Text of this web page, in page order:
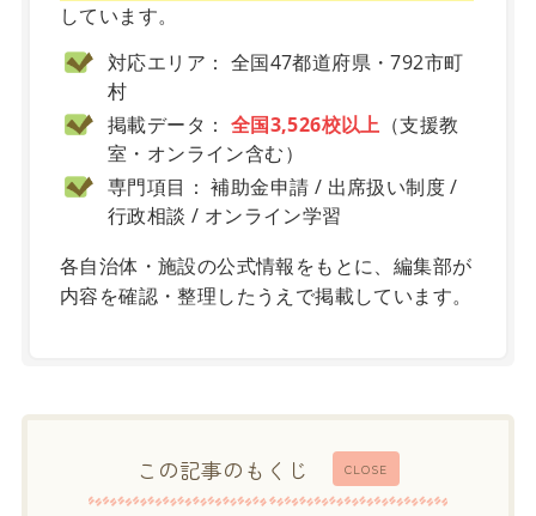
しています。
対応エリア： 全国47都道府県・792市町
村
掲載データ： 全国3,526校以上 （支援教
室・オンライン含む）
専門項目： 補助金申請 / 出席扱い制度 /
行政相談 / オンライン学習
各自治体・施設の公式情報をもとに、編集部が
内容を確認・整理したうえで掲載しています。
CLOSE
この記事のもくじ